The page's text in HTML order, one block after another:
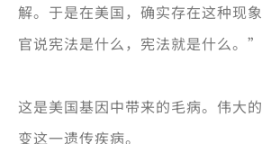
解。于是在美国，确实存在这种现
官说宪法是什么，宪法就是什么。”
这是美国基因中带来的毛病。伟大
变这一遗传疾病。